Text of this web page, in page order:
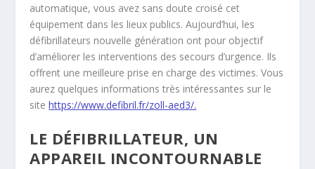
automatique, vous avez sans doute croisé cet
équipement dans les lieux publics. Aujourd’hui, les
défibrillateurs nouvelle génération ont pour objectif
d’améliorer les interventions des secours d’urgence. Ils
offrent une meilleure prise en charge des victimes. Vous
aurez quelques informations très intéressantes sur le
sitehttps://www.defibril.fr/zoll-aed3/.
LE DÉFIBRILLATEUR, UN
APPAREIL INCONTOURNABLE